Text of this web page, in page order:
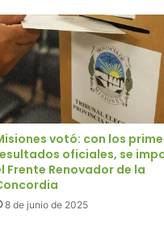
votó: con los
oficiales, se
Frente Renovador de la
8 de junio de 2025